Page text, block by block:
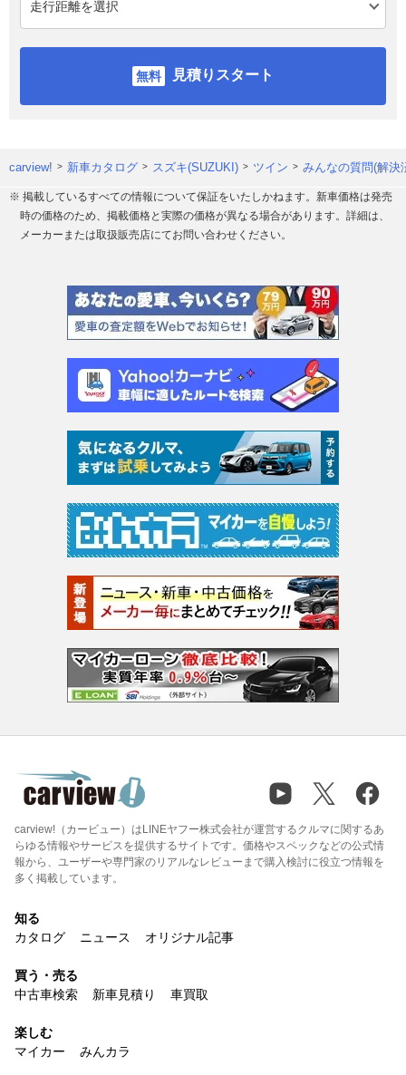
見積りスタート
carview! 新車カタログ スズキ(SUZUKI) ツイン みんなの質問(解決
※ 掲載しているすべての情報について保証をいたしかねます。新車価格は発売
時の価格のため、掲載価格と実際の価格が異なる場合があります。詳細は、
メーカーまたは取扱販売店にてお問い合わせください。
carview!（カービュー）はLINEヤフー株式会社が運営するクルマに関するあ
らゆる情報やサービスを提供するサイトです。価格やスペックなどの公式情
報から、ユーザーや専門家のリアルなレビューまで購入検討に役立つ情報を
多く掲載しています。
知る
カタログ
ニュース オリジナル記事
買う・売る
中古車検索
新車見積り 車買取
楽しむ
マイカー
みんカラ